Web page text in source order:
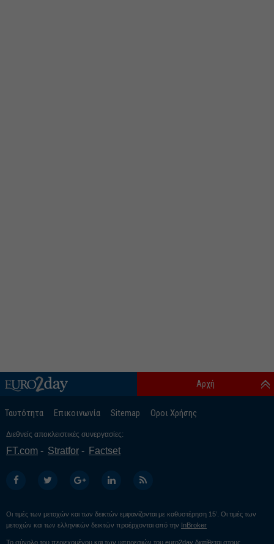
Ταυτότητα Επικοινωνία Sitemap Οροι Χρήσης
Αρχή
Διεθνείς αποκλειστικές συνεργασίες:
FT.com Stratfor Factset
Οι τιμές των μετοχών και των δεικτών εμφανίζονται με καθυστέρηση 15’. Οι τιμές των
μετοχών και των ελληνικών δεικτών προέρχονται από την InBroker
Το σύνολο του περιεχομένου και των υπηρεσιών του euro2day διατίθεται στους